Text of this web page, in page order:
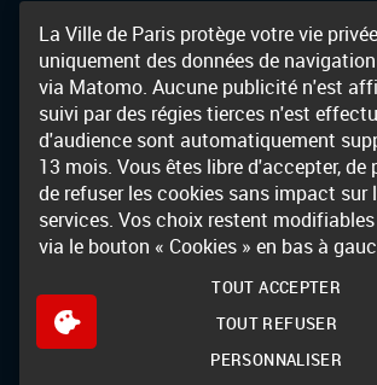
COLLECTIONS
RÉCEMMENT NUMÉRISÉ AUTRES
DÉCOUVERTE
FOCUS NOUVEAUTÉS
ARCHIVES &
LES INVENTAIRES FOCUS
INFOS & SERVICES
HORAIRES ET ADRESSES S'INSCRIRE EN
PRÉ-INSCRIPTION
La Ville de Paris protège votre vie
uniquement des données de
via Matomo. Aucune publicité n'est
suivi par des régies tierces n'est
d'audience sont automatiquement
13 mois. Vous êtes libre d'accepter, de
de refuser les cookies sans impact sur
services. Vos choix restent
via le bouton « Cookies » en bas à
TOUT ACCEPTER
TOUT REFUSER
PERSONNALISER